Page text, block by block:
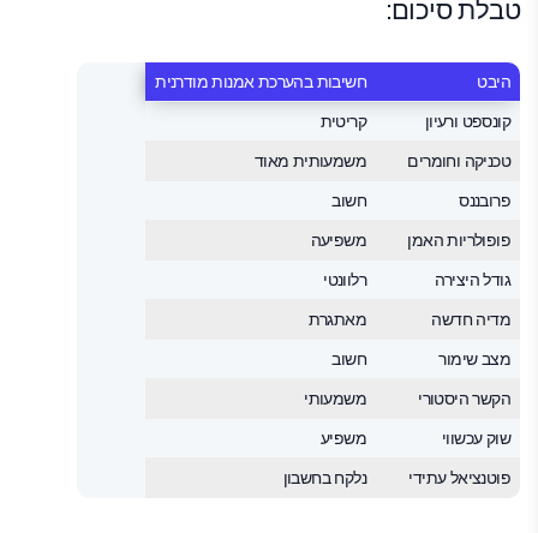
טבלת סיכום:
היבט חשיבות בהערכת אמנות מודרנית
קונספט ורעיון קריטית
טכניקה וחומרים משמעותית מאוד
פרובננס חשוב
פופולריות האמן משפיעה
גודל היצירה רלוונטי
מדיה חדשה מאתגרת
מצב שימור חשוב
הקשר היסטורי משמעותי
שוק עכשווי משפיע
פוטנציאל עתידי נלקח בחשבון